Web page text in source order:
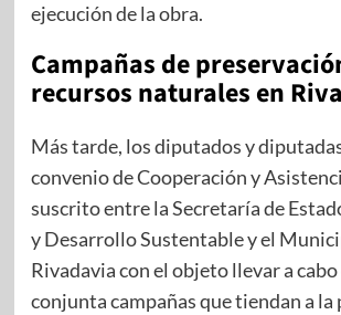
ejecución de la obra.
Campañas de
recursos naturales en
Más tarde, los diputados y
convenio de Cooperación y
suscrito entre la Secretaría de
y Desarrollo Sustentable y el
Rivadavia con el objeto llevar a
conjunta campañas que tiendan a la